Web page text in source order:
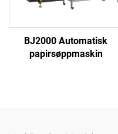
BJ2000 Automatisk
papirsøppmaskin